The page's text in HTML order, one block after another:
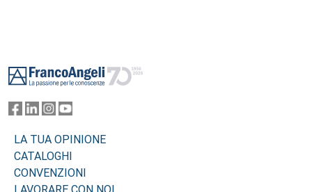
LA TUA OPINIONE
CATALOGHI
CONVENZIONI